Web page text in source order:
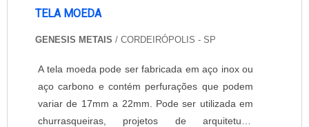
TELA MOEDA
GENESIS METAIS / CORDEIRÓPOLIS - SP
A tela moeda pode ser fabricada em aço inox ou
aço carbono e contém perfurações que podem
variar de 17mm a 22mm. Pode ser utilizada em
churrasqueiras, projetos de arquitetura,